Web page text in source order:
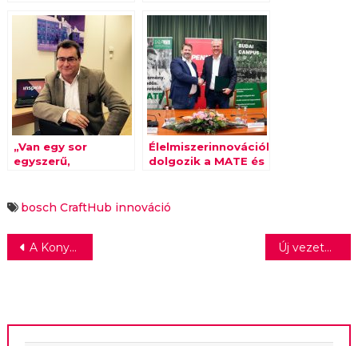
termékekkel
önjáró autókért
„Van egy sor
egyszerű,
Élelmiszerinnovációkért
dolgozik a MATE és
bosch CraftHub innováció
Bejegyzés
A Konyhafőnök – Fördős Zé kerül terítékre Új vezető a Liegl & Dachser Logisztikai Kft. pénzügyi osztályának élén